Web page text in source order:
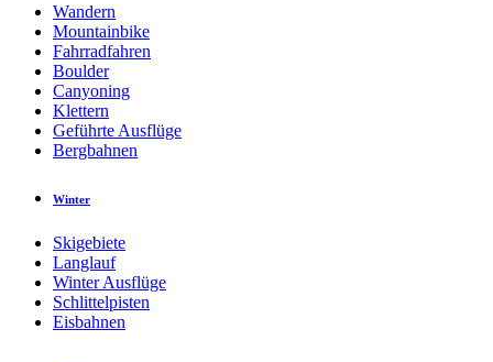
Wandern
Mountainbike
Fahrradfahren
Boulder
Canyoning
Klettern
Geführte Ausflüge
Bergbahnen
Winter
Skigebiete
Langlauf
Winter Ausflüge
Schlittelpisten
Eisbahnen